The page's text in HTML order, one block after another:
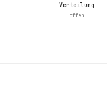
Verteilung
offen